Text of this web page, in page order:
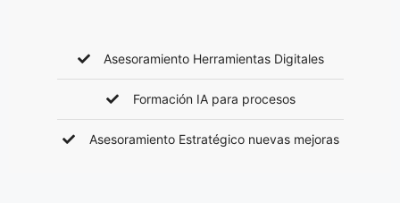
Asesoramiento Herramientas Digitales
Formación IA para procesos
Asesoramiento Estratégico nuevas mejoras